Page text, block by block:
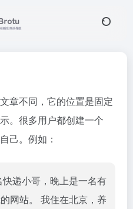
章不同，它的位置是固定
。很多用户都创建一个
己。例如：
递小哥，晚上是一名有
网站。 我住在北京，养